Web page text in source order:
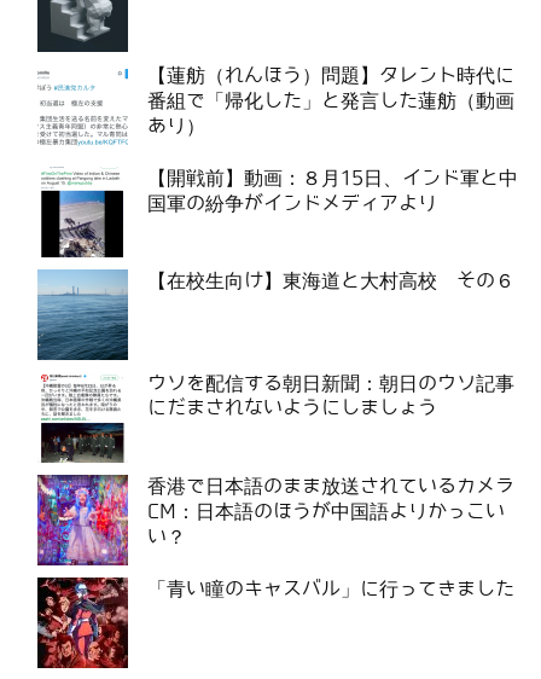
【蓮舫（れんほう）問題】タレント時代に
番組で「帰化した」と発言した蓮舫（動画
あり）
【開戦前】動画：８月15日、インド軍と中
国軍の紛争がインドメディアより
【在校生向け】東海道と大村高校 その６
ウソを配信する朝日新聞：朝日のウソ記事
にだまされないようにしましょう
香港で日本語のまま放送されているカメラ
CM：日本語のほうが中国語よりかっこい
い？
「青い瞳のキャスバル」に行ってきました